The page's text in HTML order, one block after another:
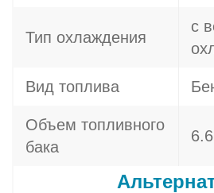
Тип охлаждения
с
Вид топлива
Объем топливного
бака